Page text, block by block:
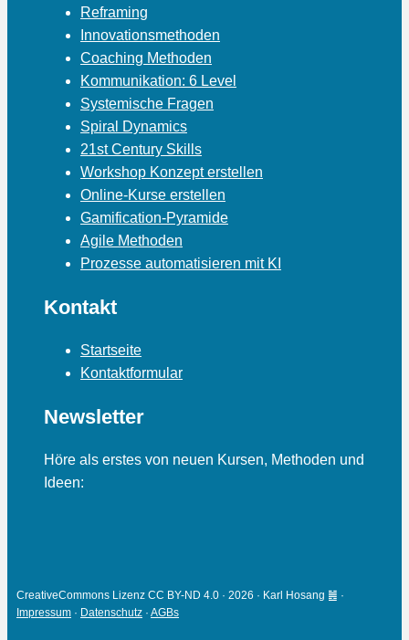
Reframing
Innovationsmethoden
Coaching Methoden
Kommunikation: 6 Level
Systemische Fragen
Spiral Dynamics
21st Century Skills
Workshop Konzept erstellen
Online-Kurse erstellen
Gamification-Pyramide
Agile Methoden
Prozesse automatisieren mit KI
Kontakt
Startseite
Kontaktformular
Newsletter
Höre als erstes von neuen Kursen, Methoden und
Ideen:
CreativeCommons Lizenz CC BY-ND 4.0 · 2026 · Karl Hosang ䷰ ·
Impressum · Datenschutz · AGBs